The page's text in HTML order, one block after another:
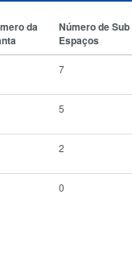
da
Número de Sub
Espaços
7
5
2
0